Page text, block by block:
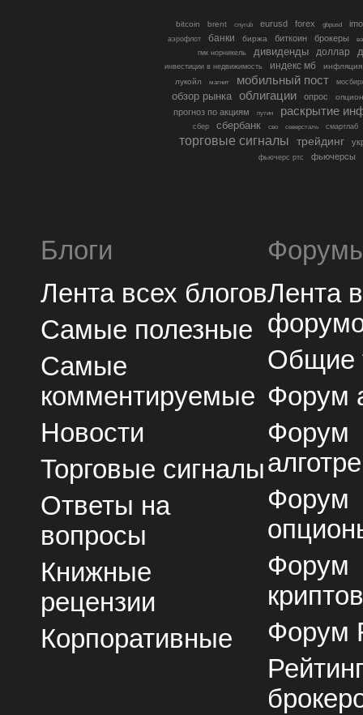
bitcoin brent cnyrub eurusd forex gbpusd
аэрофлот банки биржа биткоин брокеры
гмк норникель
дивиденды доллар
инвестиции в недвижимость индекс мб
инфляция
лукойл
магнит мобильный пост
обзор рынка облигации опрос
прогноз по акциям путин раскрытие
сбер сбербанк сво северсталь смартлаб
торговые сигналы трейдинг
фьючерс ртс фьючерсы
Блоги
Лента всех блогов
Самые полезные
Самые
комментируемые
Новости
Торговые сигналы
Ответы на
вопросы
Книжные
рецензии
Корпоративные
Лента
Общие
Форум
Форум
Форум
Форум
Форум